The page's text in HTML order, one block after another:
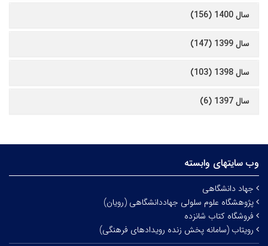
سال 1400 (156)
سال 1399 (147)
سال 1398 (103)
سال 1397 (6)
وب سایتهای وابسته
جهاد دانشگاهی
پژوهشگاه علوم سلولی جهاددانشگاهی (رویان)
فروشگاه کتاب شانزده
رویتاب (سامانه پخش زنده رویدادهای فرهنگی)